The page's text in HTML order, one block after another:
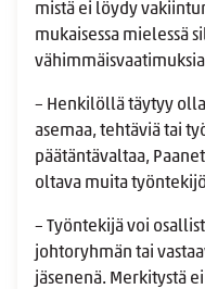
mistä ei löydy
mukaisessa mielessä
– Henkilöllä täytyy
asemaa, tehtäviä tai
päätäntävaltaa,
oltava muita
– Työntekijä voi
johtoryhmän tai
jäsenenä. Merkitystä